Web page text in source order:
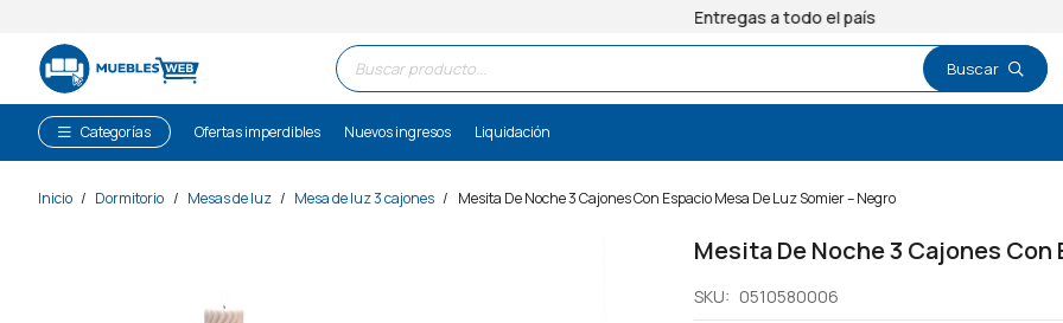
Entregas a todo el país
Búsqueda
de
productos
Categorías Ofertas imperdibles Nuevos ingresos Liquidación
Inicio / Dormitorio / Mesas de luz / Mesa de luz 3 cajones / Mesita De Noche 3 Cajones Con Espacio Mesa De Luz Somier – Negro
Mesita De Noche 3 Cajones Con
SKU: 0510580006